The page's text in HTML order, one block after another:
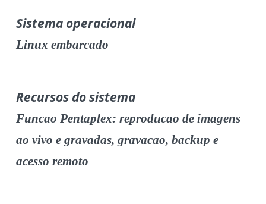
Sistema operacional
Linux embarcado
Recursos do sistema
Funcao Pentaplex: reproducao de imagens
ao vivo e gravadas, gravacao, backup e
acesso remoto